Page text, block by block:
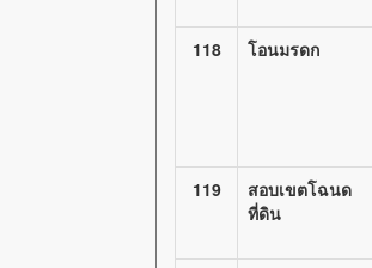
118 โอนมรดก
119
สอบเขตโฉนด
ที่ดิน